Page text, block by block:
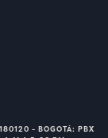
- BOGOTÁ: PBX